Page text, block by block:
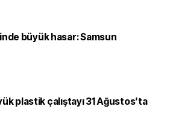
büyük hasar: Samsun
plastik çalıştayı 31 Ağustos’ta